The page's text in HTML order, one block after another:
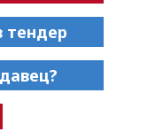
тендер